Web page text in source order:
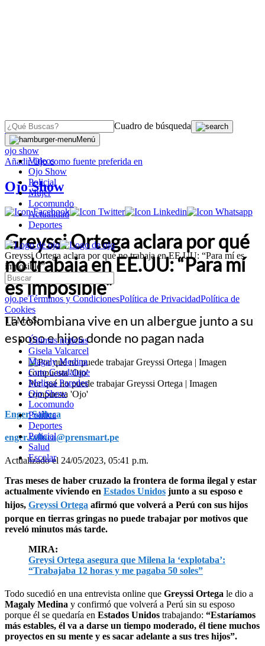
Cuadro de búsqueda
Menú
Videos
Ojo Show
Policial
Mujer
Locomundo
Actualidad
Deportes
Greyssi Ortega aclara por qué no trabaja en EE.UU: “Para mí es
imposible”
ojo.peTérminos y CondicionesPolítica de PrivacidadPolítica de
Cookies
TEMAS:
Últimas noticias
Gisela Valcarcel
Magaly Medina
Cuto Guadalupe
Melissa Paredes
Ojo Show
Locomundo
Política
Deportes
Policial
Salud
Escolar
OJO
ojo show
AñadirOjocomo fuente preferida en
Ojo Show
Greyssi Ortega aclara por qué
no trabaja en EE.UU: “Para mí
es imposible”
La colombiana vive en un albergue junto a su
esposo e hijos donde no pagan nada
Por qué no puede trabajar Greyssi Ortega | Imagen
compuesta 'Ojo'
Enger Salluca
enger.salluca@prensmart.pe
Actualizado el 24/05/2023, 05:41 p.m.
Tras meses de haber cruzado la frontera de forma ilegal y estar
actualmente viviendo en Estados Unidos junto a su esposo e
hijos, Greyssi Ortega afirmó que volverá a Perú con sus hijos
porque en tierras gringas no puede trabajar por motivos que
reveló minutos más tarde.
MIRA:
Greysi Ortega asegura que Milena la ‘explotaba’:
“Trabajaba 12 horas y me pagaba 50 soles”
Todo sucedió en una entrevista online que Greyssi Ortega le dio a
Magaly Medina y confirmó que volverá a Perú sin su esposo
porque él se quedaría en Estados Unidos trabajando: “Estaríamos
más estables, él va a darse un tiempo moderado, él tiene muchos
proyectos en su mente y es sacar adelante a sus tres hijos”.